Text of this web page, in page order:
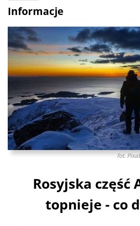
Informacje
fot.
Rosyjska część
topnieje - co